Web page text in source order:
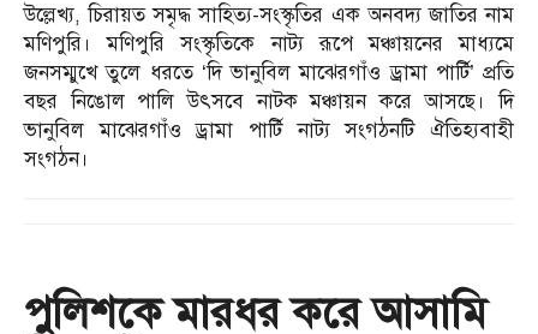
উল্লেখ্য, চিরায়ত সমৃদ্ধ সাহিত্য-সংস্কৃতির এক অনবদ্য জাতির নাম
মণিপুরি। মণিপুরি সংস্কৃতিকে নাট্য রূপে মঞ্চায়নের মাধ্যমে
জনসম্মুখে তুলে ধরতে ‘দি ভানুবিল মাঝেরগাঁও ড্রামা পার্টি’ প্রতি
বছর নিঙোল পালি উৎসবে নাটক মঞ্চায়ন করে আসছে। দি
ভানুবিল মাঝেরগাঁও ড্রামা পার্টি নাট্য সংগঠনটি ঐতিহ্যবাহী
সংগঠন।
পুলিশকে মারধর করে আসামি